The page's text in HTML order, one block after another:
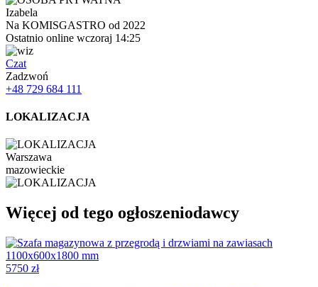
Izabela
Na KOMISGASTRO od 2022
Ostatnio online wczoraj 14:25
Czat
Zadzwoń
+48 729 684 111
LOKALIZACJA
Warszawa
mazowieckie
Więcej od tego ogłoszeniodawcy
5750 zł